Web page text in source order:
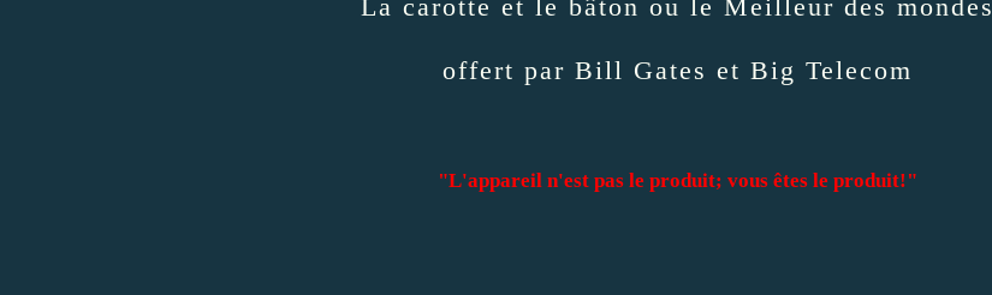
La carotte et le bâton ou le Meilleur des mondes
offert par Bill Gates et Big Telecom
"L'appareil n'est pas le produit; vous êtes le produit!"